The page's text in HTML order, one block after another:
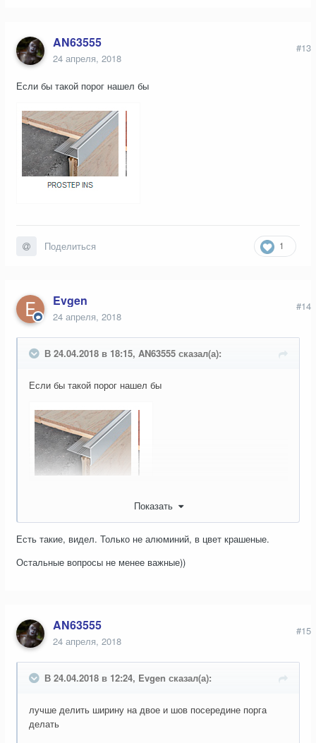
AN63555
24 апреля, 2018
#13
Если бы такой порог нашел бы
1
Поделиться
Evgen
24 апреля, 2018
#14
В 24.04.2018 в 18:15, AN63555 сказал(а):
Если бы такой порог нашел бы
Показать
Есть такие, видел. Только не алюминий, в цвет крашеные.
Остальные вопросы не менее важные))
AN63555
24 апреля, 2018
#15
В 24.04.2018 в 12:24, Evgen сказал(а):
лучше делить ширину на двое и шов посередине порга
делать